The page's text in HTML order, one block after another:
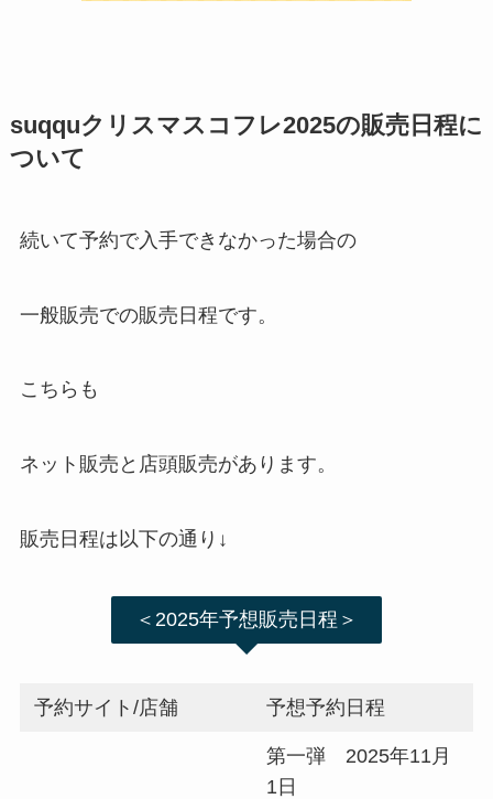
suqquクリスマスコフレ2025の販売日程に
ついて
続いて予約で入手できなかった場合の
一般販売での販売日程です。
こちらも
ネット販売と店頭販売があります。
販売日程は以下の通り↓
＜2025年予想販売日程＞
予約サイト/店舗 予想予約日程
第一弾 2025年11月
1日